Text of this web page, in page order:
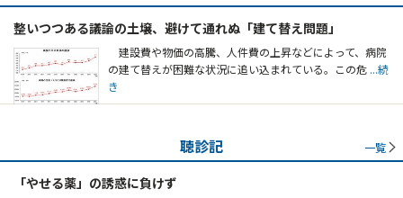
整いつつある議論の土壌、避けて通れぬ「建て替え問題」
建設費や物価の高騰、人件費の上昇などによって、病院
の建て替えが困難な状況に追い込まれている。この危 ...続
き
聴診記 一覧
「やせる薬」の誘惑に負けず